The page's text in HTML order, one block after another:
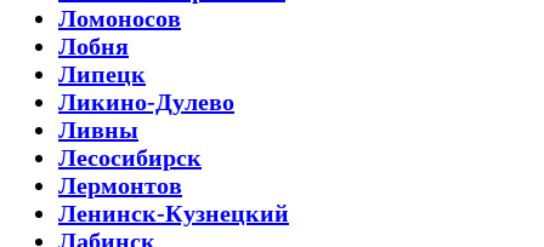
Ломоносов
Лобня
Липецк
Ликино-Дулево
Ливны
Лесосибирск
Лермонтов
Ленинск-Кузнецкий
Лабинск